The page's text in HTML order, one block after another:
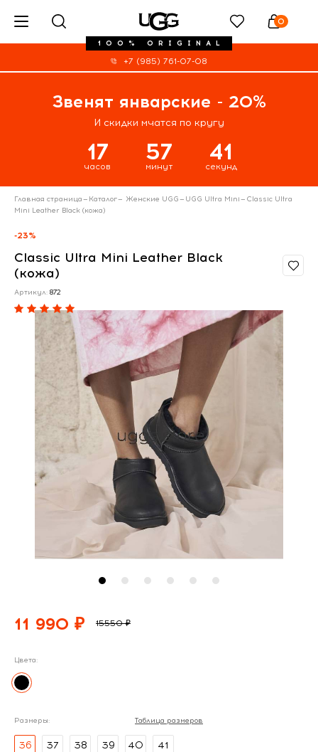
100% ORIGINAL
0
+7 (985) 761-07-08
Звенят январские - 20%
И скидки мчатся по кругу
17
часов
57
минут
41
секунд
Главная страница— Каталог— Женские UGG— UGG Ultra Mini— Classic Ultra
Mini Leather Black (кожа)
-23%
Classic Ultra Mini Leather Black
(кожа)
Артикул: 872
11 990 ₽ 15550 ₽
Цвета:
Размеры: Таблица размеров
36 37 38 39 40 41